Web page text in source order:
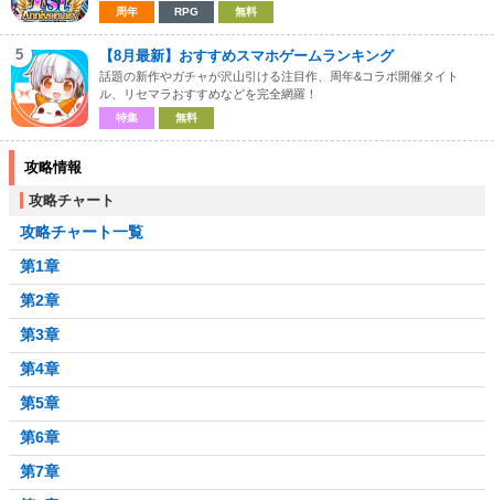
周年 RPG 無料
5 【8月最新】おすすめスマホゲームランキング
話題の新作やガチャが沢山引ける注目作、周年&コラボ開催タイト
ル、リセマラおすすめなどを完全網羅！
特集 無料
攻略情報
攻略チャート
攻略チャート一覧
第1章
第2章
第3章
第4章
第5章
第6章
第7章